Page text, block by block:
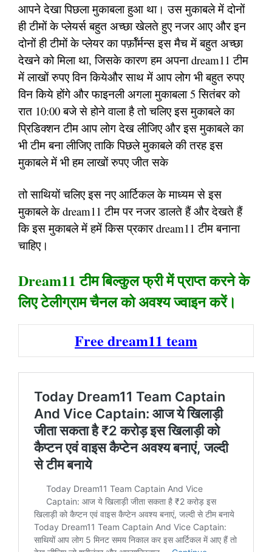
आपने देखा पिछला मुकाबला हुआ था। उस मुकाबले में दोनों
ही टीमों के प्लेयर्स बहुत अच्छा खेलते हुए नजर आए और इन
दोनों ही टीमों के प्लेयर का पर्फ़ॉर्मन्स इस मैच में बहुत अच्छा
देखने को मिला था, जिसके कारण हम अपना dream11 टीम
में लाखों रुपए विन कियेऔर साथ में आप लोग भी बहुत रुपए
विन किये होंगे और फाइनली अगला मुकाबला 5 सितंबर को
रात 10:00 बजे से होने वाला है तो चलिए इस मुकाबले का
प्रिडिक्शन टीम आप लोग देख लीजिए और इस मुकाबले का
भी टीम बना लीजिए ताकि पिछले मुकाबले की तरह इस
मुकाबले में भी हम लाखों रुपए जीत सके
तो साथियों चलिए इस नए आर्टिकल के माध्यम से इस
मुकाबले के dream11 टीम पर नजर डालते हैं और देखते हैं
कि इस मुकाबले में हमें किस प्रकार dream11 टीम बनाना
चाहिए।
Dream11 टीम बिल्कुल फ्री में प्राप्त करने के
लिए टेलीग्राम चैनल को अवश्य ज्वाइन करें।
Free dream11 team